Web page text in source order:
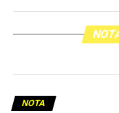
NOTA